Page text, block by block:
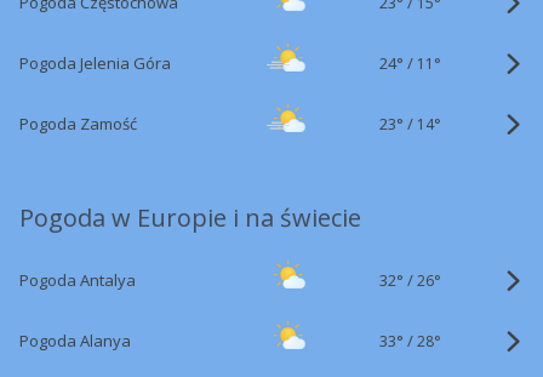
Pogoda Jelenia Góra 24° / 11°
Pogoda Zamość 23° / 14°
Pogoda w Europie i na świecie
Pogoda Antalya 32° /26°
Pogoda Alanya 33° /28°